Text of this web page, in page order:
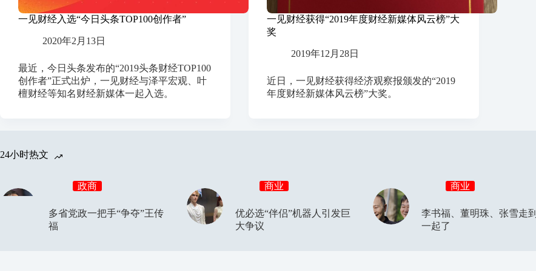
一见财经入选“今日头条TOP100创作者”
2020年2月13日
最近，今日头条发布的“2019头条财经TOP100
创作者”正式出炉，一见财经与泽平宏观、叶
檀财经等知名财经新媒体一起入选。
一见财经获得“2019年度财经新媒体风云榜”大
奖
2019年12月28日
近日，一见财经获得经济观察报颁发的“2019
年度财经新媒体风云榜”大奖。
24小时热文
政商
多省党政一把手“争夺”王传
福
商业
优必选“伴侣”机器人引发巨
大争议
商业
李书福、董明珠、张雪走到
一起了